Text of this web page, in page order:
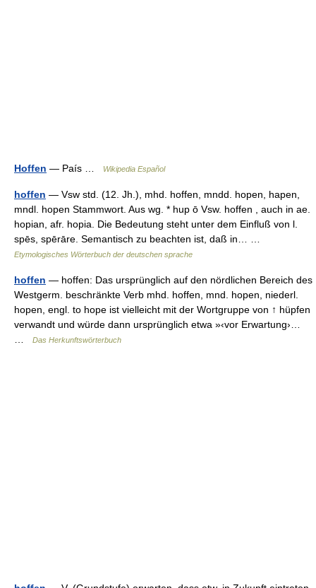
Hoffen — País … Wikipedia Español
hoffen — Vsw std. (12. Jh.), mhd. hoffen, mndd. hopen, hapen,
mndl. hopen Stammwort. Aus wg. * hup ō Vsw. hoffen , auch in ae.
hopian, afr. hopia. Die Bedeutung steht unter dem Einfluß von l.
spēs, spērāre. Semantisch zu beachten ist, daß in… …
Etymologisches Wörterbuch der deutschen sprache
hoffen — hoffen: Das ursprünglich auf den nördlichen Bereich des
Westgerm. beschränkte Verb mhd. hoffen, mnd. hopen, niederl.
hopen, engl. to hope ist vielleicht mit der Wortgruppe von ↑ hüpfen
verwandt und würde dann ursprünglich etwa »‹vor Erwartung›…
Das Herkunftswörterbuch